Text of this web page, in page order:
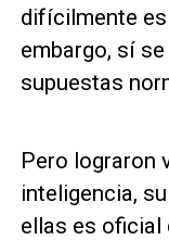
difícilmente es
embargo, sí
supuestas
Pero lograron
inteligencia,
ellas es oficial